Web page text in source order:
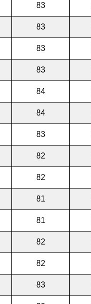
83
83
83
83
84
84
83
82
82
81
81
82
82
83